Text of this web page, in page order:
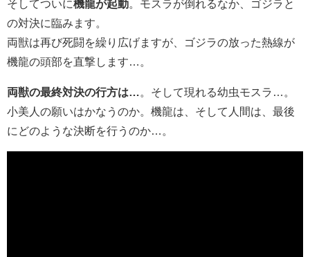
そしてついに機龍が起動 。モスラが倒れるなか、ゴジラと
の対決に臨みます。
両獣は再び死闘を繰り広げますが、ゴジラの放った熱線が
機龍の頭部を直撃します…。
両獣の最終対決の行方は…
。そして現れる幼虫モスラ…。
小美人の願いはかなうのか。機龍は、そして人間は、最後
にどのような決断を行うのか…。